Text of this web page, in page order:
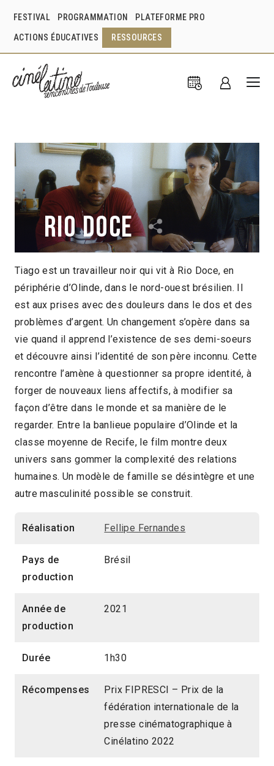
FESTIVAL PROGRAMMATION PLATEFORME PRO
ACTIONS ÉDUCATIVES RESSOURCES
Rio doce
Fellipe Fernandes Brésil 2021
1h30
2022 > Compétition Long-métrage de fiction
Tiago est un travailleur noir qui vit à Rio Doce, en
périphérie d’Olinde, dans le nord-ouest brésilien. Il
est aux prises avec des douleurs dans le dos et des
problèmes d’argent. Un changement s’opère dans sa
vie quand il apprend l’existence de ses demi-soeurs
et découvre ainsi l’identité de son père inconnu. Cette
rencontre l’amène à questionner sa propre identité, à
forger de nouveaux liens affectifs, à modifier sa
façon d’être dans le monde et sa manière de le
regarder. Entre la banlieue populaire d’Olinde et la
classe moyenne de Recife, le film montre deux
univers sans gommer la complexité des relations
humaines. Un modèle de famille se désintègre et une
autre masculinité possible se construit.
Réalisation Fellipe Fernandes
Pays de
production
Brésil
Année de
production
2021
Durée 1h30
Récompenses
Prix FIPRESCI – Prix de la
fédération internationale de la
presse cinématographique à
Cinélatino 2022